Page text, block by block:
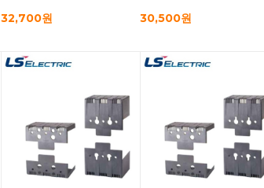
32,700원 30,500원